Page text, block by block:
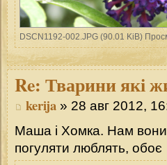
DSCN1192-002.JPG (90.01 KiB)
Re: Тварини які
kerija » 28 авг 2012,
Маша і Хомка. Нам вони
погуляти люблять, обоє